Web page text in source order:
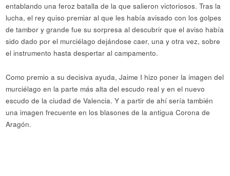
entablando una feroz batalla de la que salieron victoriosos. Tras la
lucha, el rey quiso premiar al que les había avisado con los golpes
de tambor y grande fue su sorpresa al descubrir que el aviso había
sido dado por el murciélago dejándose caer, una y otra vez, sobre
el instrumento hasta despertar al campamento.
Como premio a su decisiva ayuda, Jaime I hizo poner la imagen del
murciélago en la parte más alta del escudo real y en el nuevo
escudo de la ciudad de Valencia. Y a partir de ahí sería también
una imagen frecuente en los blasones de la antigua Corona de
Aragón.